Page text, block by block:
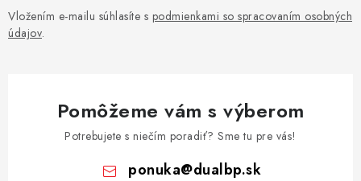
Vložením e-mailu súhlasíte s podmienkami so spracovaním osobných
údajov.
Pomôžeme vám s výberom
Potrebujete s niečím poradiť? Sme tu pre vás!
ponuka@dualbp.sk